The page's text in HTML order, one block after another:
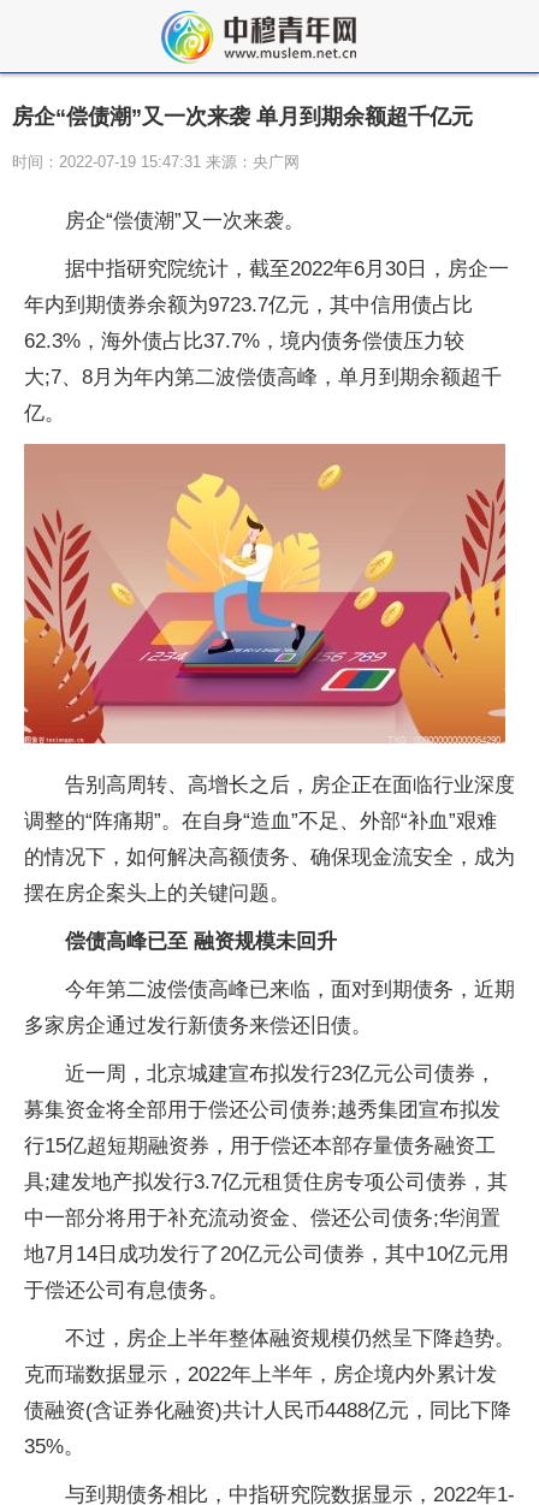
房企“偿债潮”又一次来袭 单月到期余额超千亿元
时间：2022-07-19 15:47:31 来源：央广网
房企“偿债潮”又一次来袭。
据中指研究院统计，截至2022年6月30日，房企一
年内到期债券余额为9723.7亿元，其中信用债占比
62.3%，海外债占比37.7%，境内债务偿债压力较
大;7、8月为年内第二波偿债高峰，单月到期余额超千
亿。
告别高周转、高增长之后，房企正在面临行业深度
调整的“阵痛期”。在自身“造血”不足、外部“补血”艰难
的情况下，如何解决高额债务、确保现金流安全，成为
摆在房企案头上的关键问题。
偿债高峰已至 融资规模未回升
今年第二波偿债高峰已来临，面对到期债务，近期
多家房企通过发行新债务来偿还旧债。
近一周，北京城建宣布拟发行23亿元公司债券，
募集资金将全部用于偿还公司债券;越秀集团宣布拟发
行15亿超短期融资券，用于偿还本部存量债务融资工
具;建发地产拟发行3.7亿元租赁住房专项公司债券，其
中一部分将用于补充流动资金、偿还公司债务;华润置
地7月14日成功发行了20亿元公司债券，其中10亿元用
于偿还公司有息债务。
不过，房企上半年整体融资规模仍然呈下降趋势。
克而瑞数据显示，2022年上半年，房企境内外累计发
债融资(含证券化融资)共计人民币4488亿元，同比下降
35%。
与到期债务相比，中指研究院数据显示，2022年1-